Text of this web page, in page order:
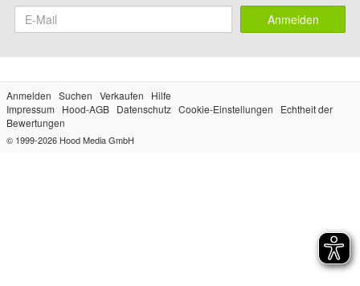
Anmelden
Anmelden Suchen Verkaufen
Hilfe
Impressum
Hood-AGB Datenschutz Cookie-Einstellungen
Echtheit der
Bewertungen
© 1999-2026 Hood Media GmbH